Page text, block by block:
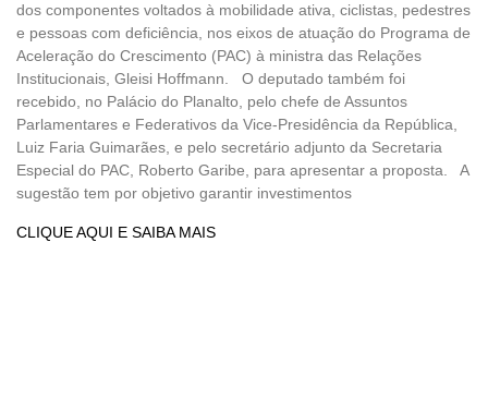
dos componentes voltados à mobilidade ativa, ciclistas, pedestres
e pessoas com deficiência, nos eixos de atuação do Programa de
Aceleração do Crescimento (PAC) à ministra das Relações
Institucionais, Gleisi Hoffmann. O deputado também foi
recebido, no Palácio do Planalto, pelo chefe de Assuntos
Parlamentares e Federativos da Vice-Presidência da República,
Luiz Faria Guimarães, e pelo secretário adjunto da Secretaria
Especial do PAC, Roberto Garibe, para apresentar a proposta. A
sugestão tem por objetivo garantir investimentos
CLIQUE AQUI E SAIBA MAIS